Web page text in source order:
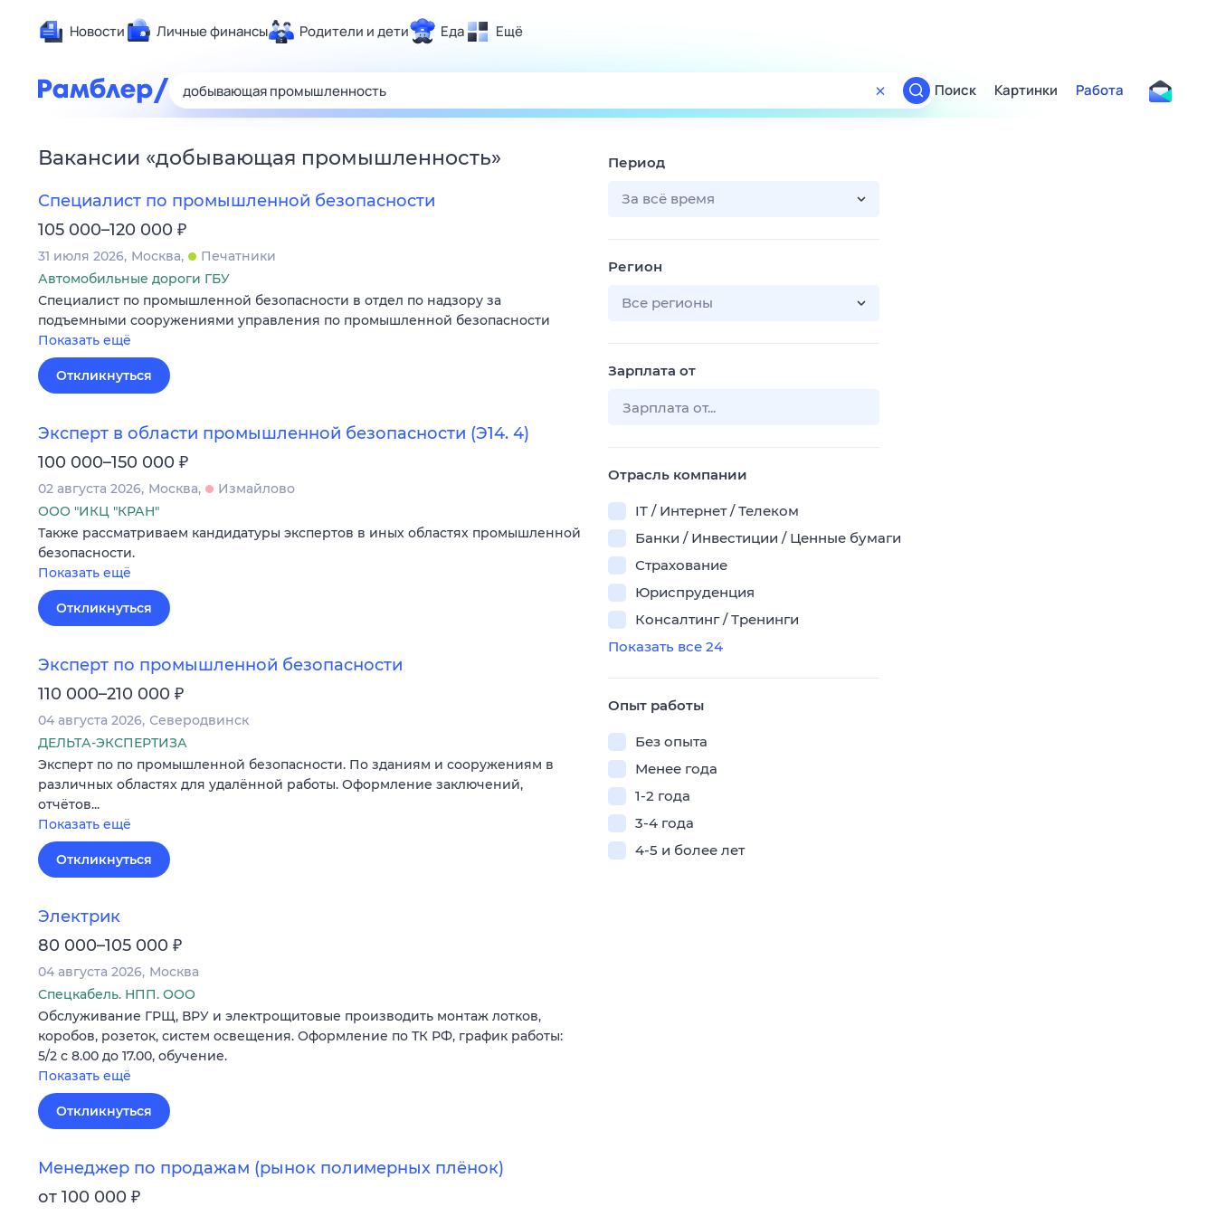
Новости Личные финансы Родители и дети Еда Ещё
Здоровье
Развлечения и отдых
Спорт
Карьера
Сберегаем вместе
Гороскопы
Поиск
ТВ-программа
Поиск Картинки Работа
Вакансии «добывающая промышленность»
Специалист по промышленной безопасности
105 000–120 000 ₽
31 июля 2026 Москва
Печатники
Автомобильные дороги ГБУ
Специалист по промышленной безопасности в отдел по надзору за
подъемными сооружениями управления по промышленной безопасности
Показать ещё
Откликнуться
Эксперт в области промышленной безопасности (Э14. 4)
100 000–150 000 ₽
02 августа 2026 Москва
Измайлово
ООО "ИКЦ "КРАН"
Также рассматриваем кандидатуры экспертов в иных областях промышленной
безопасности.
Показать ещё
Откликнуться
Эксперт по промышленной безопасности
110 000–210 000 ₽
04 августа 2026 Северодвинск
ДЕЛЬТА-ЭКСПЕРТИЗА
Эксперт по по промышленной безопасности. По зданиям и сооружениям в
различных областях для удалённой работы. Оформление заключений,
отчётов...
Показать ещё
Откликнуться
Электрик
80 000–105 000 ₽
04 августа 2026 Москва
Спецкабель. НПП. ООО
Обслуживание ГРЩ, ВРУ и электрощитовые производить монтаж лотков,
коробов, розеток, систем освещения. Оформление по ТК РФ, график работы:
5/2 с 8.00 до 17.00, обучение.
Показать ещё
Откликнуться
Менеджер по продажам (рынок полимерных плёнок)
от 100 000 ₽
Период
За всё время
Регион
Все регионы
Зарплата от
Отрасль компании
IT / Интернет / Телеком
Банки / Инвестиции / Ценные бумаги
Страхование
Юриспруденция
Консалтинг / Тренинги
Показать все 24
Опыт работы
Без опыта
Менее года
1-2 года
3-4 года
4-5 и более лет